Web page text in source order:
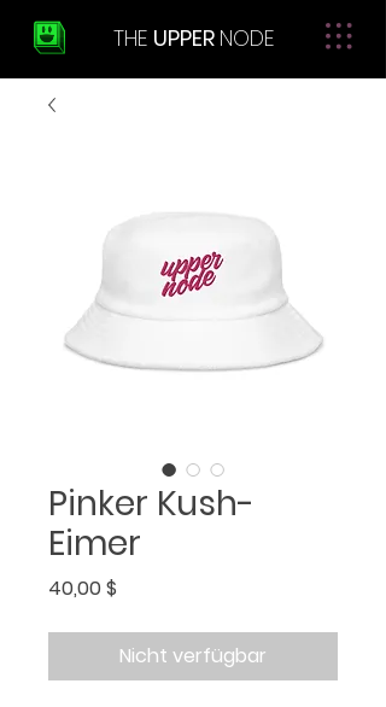
THE UPPER NODE
Pinker Kush-
Eimer
40,00 $
Nicht verfügbar